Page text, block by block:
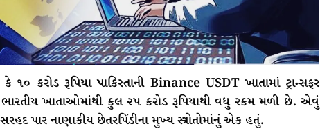
કરોડ રૂપિયા પાકિસ્તાની Binance USDT ખાતામાં ટ્રાન્સફર
ખાતાઓમાંથી કુલ ૨૫ કરોડ રૂપિયાથી વધુ રકમ મળી છે. એવું
પાર નાણાકીય છેતરપિંડીના મુખ્ય સ્ત્રોતોમાંનું એક હતું.